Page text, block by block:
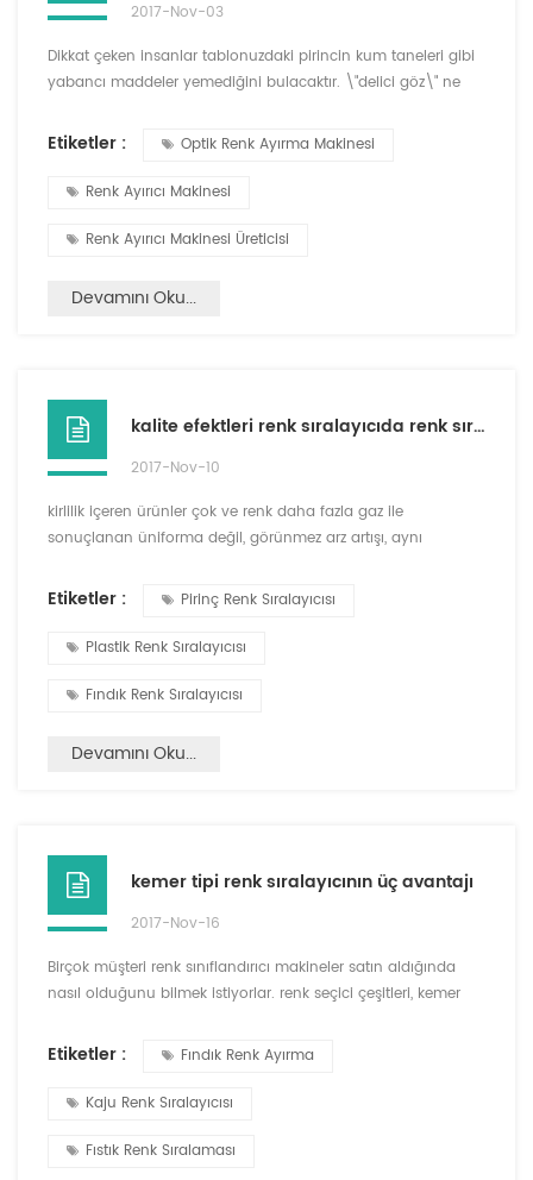
2017-Nov-03
Dikkat çeken insanlar tablonuzdaki pirincin kum taneleri gibi
yabancı maddeler yemediğini bulacaktır. \"delici göz\" ne
renk sıralayıcı makinesi , böylece farklı renk ve şekilleri
safsızlık yapabilir. ccd dijital cameras.in renk seçici
Etiketler : Optik Renk Ayırma Makinesi
Renk Ayırıcı Makinesi
Renk Ayırıcı Makinesi Üreticisi
Devamını Oku...
kalite efektleri renk sıralayıcıda renk sıralama
2017-Nov-10
kirlilik içeren ürünler çok ve renk daha fazla gaz ile
sonuçlanan üniforma değil, görünmez arz artışı, aynı
hassasiyeti azaltmak veya üretimini azaltmak gerekir renk
sağlamak için akış sağlar. üç, saf olmayan maddeler orta,
Etiketler : Pirinç Renk Sıralayıcısı
Plastik Renk Sıralayıcısı
Fındık Renk Sıralayıcısı
Devamını Oku...
kemer tipi renk sıralayıcının üç avantajı
2017-Nov-16
Birçok müşteri renk sınıflandırıcı makineler satın aldığında
nasıl olduğunu bilmek istiyorlar. renk seçici çeşitleri, kemer
kemer tipi kolo sıralayıcı için hangi tür malzemelerin
çalışma prensibi ve avantajını anlatacağım. farklı göre
Etiketler : Fındık Renk Ayırma
Kaju Renk Sıralayıcısı
Fıstık Renk Sıralaması